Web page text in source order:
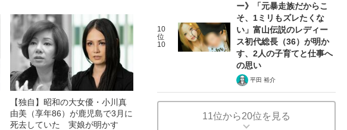
【独自】昭和の大女優・小川真
由美（享年86）が鹿児島で3月に
死去していた 実娘が明かす
10
位
10
ー》「元暴走族だからこ
そ、1ミリもズレたくな
い」富山伝説のレディー
ス初代総長（36）が明か
す、2人の子育てと仕事へ
の思い
平田 裕介
11位から20位を見る